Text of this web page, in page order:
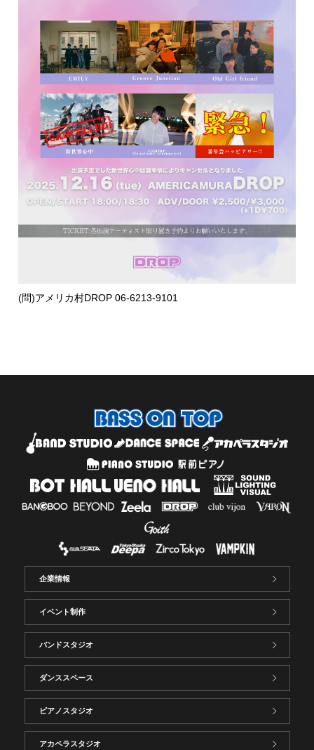
(問)アメリカ村DROP 06-6213-9101
企業情報
イベント制作
バンドスタジオ
ダンススペース
ピアノスタジオ
アカペラスタジオ